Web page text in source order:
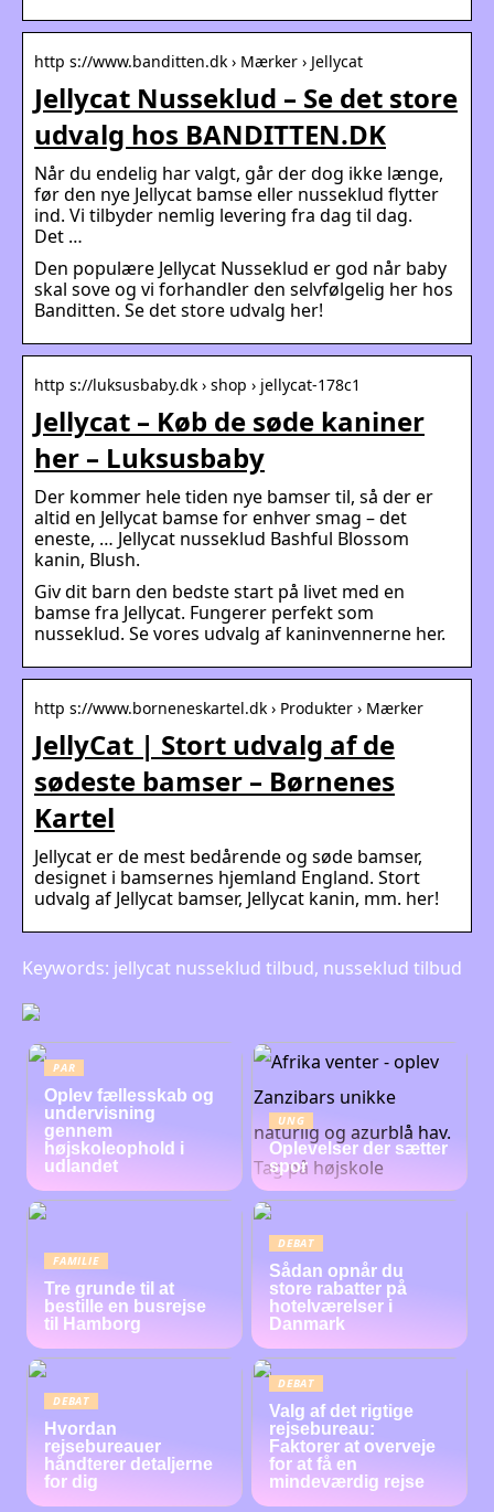
http s://www.banditten.dk › Mærker › Jellycat
Jellycat Nusseklud – Se det store
udvalg hos BANDITTEN.DK
Når du endelig har valgt, går der dog ikke længe,
før den nye Jellycat bamse eller nusseklud flytter
ind. Vi tilbyder nemlig levering fra dag til dag.
Det …
Den populære Jellycat Nusseklud er god når baby
skal sove og vi forhandler den selvfølgelig her hos
Banditten. Se det store udvalg her!
http s://luksusbaby.dk › shop › jellycat-178c1
Jellycat – Køb de søde kaniner
her – Luksusbaby
Der kommer hele tiden nye bamser til, så der er
altid en Jellycat bamse for enhver smag – det
eneste, … Jellycat nusseklud Bashful Blossom
kanin, Blush.
Giv dit barn den bedste start på livet med en
bamse fra Jellycat. Fungerer perfekt som
nusseklud. Se vores udvalg af kaninvennerne her.
http s://www.borneneskartel.dk › Produkter › Mærker
JellyCat | Stort udvalg af de
sødeste bamser – Børnenes
Kartel
Jellycat er de mest bedårende og søde bamser,
designet i bamsernes hjemland England. Stort
udvalg af Jellycat bamser, Jellycat kanin, mm. her!
Keywords: jellycat nusseklud tilbud, nusseklud tilbud
PAR
Oplev fællesskab og
undervisning
gennem
højskoleophold i
udlandet
UNG
Oplevelser der sætter
spor
FAMILIE
Tre grunde til at
bestille en busrejse
til Hamborg
DEBAT
Sådan opnår du
store rabatter på
hotelværelser i
Danmark
DEBAT
Hvordan
rejsebureauer
håndterer detaljerne
for dig
DEBAT
Valg af det rigtige
rejsebureau:
Faktorer at overveje
for at få en
mindeværdig rejse